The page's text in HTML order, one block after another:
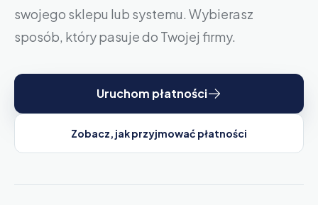
swojego sklepu lub systemu. Wybierasz
sposób, który pasuje do Twojej firmy.
Uruchom płatności
Zobacz, jak przyjmować płatności